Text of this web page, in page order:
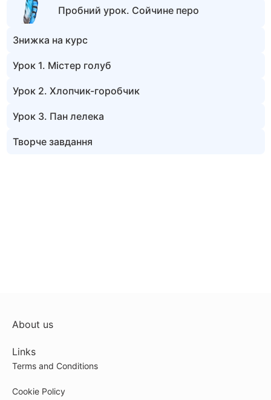
Пробний урок. Сойчине перо
Знижка на курс
Урок 1. Містер голуб
Урок 2. Хлопчик-горобчик
Урок 3. Пан лелека
Творче завдання
About us
Links
Terms and Conditions
Cookie Policy